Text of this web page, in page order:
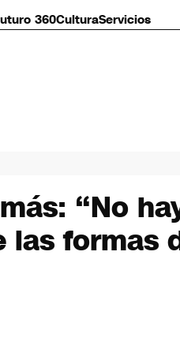
360CulturaServicios
“No
formas